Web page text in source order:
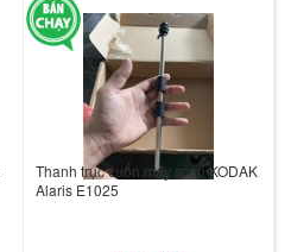
Thanh trục cuốn máy scan KODAK
Alaris E1025